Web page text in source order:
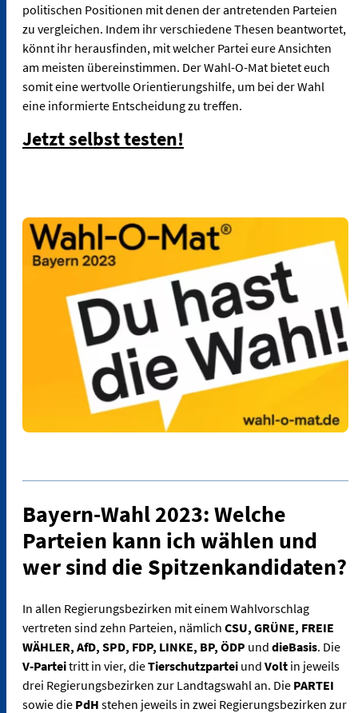
politischen Positionen mit denen der antretenden Parteien
zu vergleichen. Indem ihr verschiedene Thesen beantwortet,
könnt ihr herausfinden, mit welcher Partei eure Ansichten
am meisten übereinstimmen. Der Wahl-O-Mat bietet euch
somit eine wertvolle Orientierungshilfe, um bei der Wahl
eine informierte Entscheidung zu treffen.
Jetzt selbst testen!
Bayern-Wahl 2023: Welche
Parteien kann ich wählen und
wer sind die Spitzenkandidaten?
In allen Regierungsbezirken mit einem Wahlvorschlag
vertreten sind zehn Parteien, nämlich CSU, GRÜNE, FREIE
WÄHLER, AfD, SPD, FDP, LINKE, BP, ÖDP und dieBasis. Die
V-Parteitritt in vier, dieTierschutzpartei und Volt in jeweils
drei Regierungsbezirken zur Landtagswahl an. Die PARTEI
sowie die PdH stehen jeweils in zwei Regierungsbezirken zur